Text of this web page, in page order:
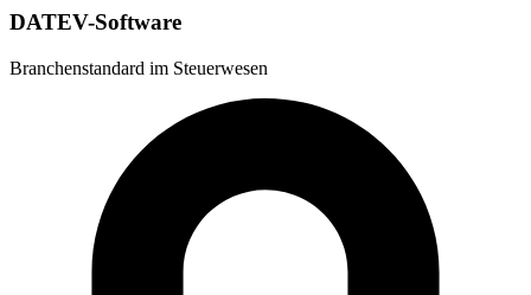
DATEV-Software
Branchenstandard im Steuerwesen